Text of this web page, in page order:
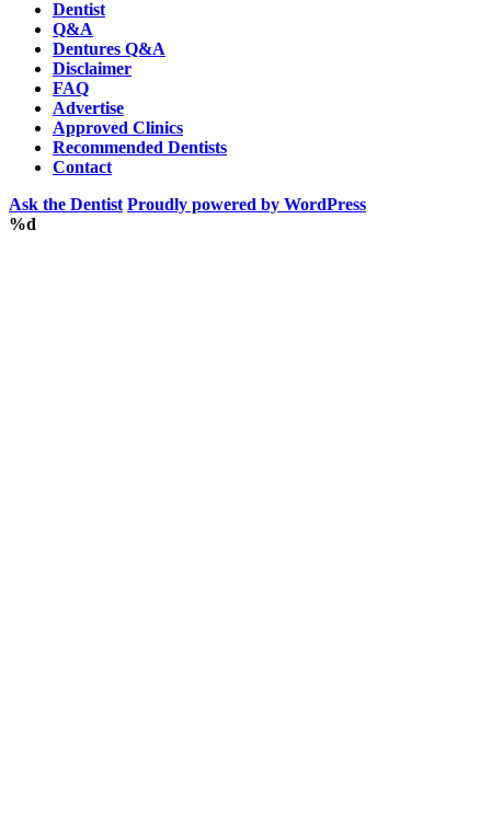
Dentist
Q&A
Dentures Q&A
Disclaimer
FAQ
Advertise
Approved Clinics
Recommended Dentists
Contact
Ask the Dentist Proudly powered by WordPress
%d